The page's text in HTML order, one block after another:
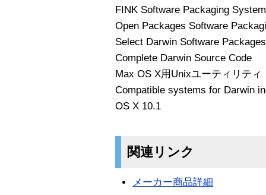
FINK Software Packaging System
Open Packages Software
Select Darwin Software Packages
Complete Darwin Source Code
Max OS X用Unixユーティリティ
Compatible systems for Darwin
OS X 10.1
関連リンク
メーカー商品詳細